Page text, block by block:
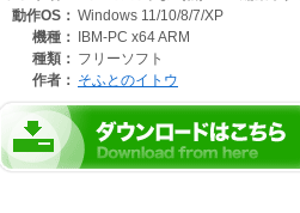
【注意】
単独では利用できません。
事前に別のExcelBookを起動してからこのツー
実行後はCtl+Zでの戻しはできません。
<ツールのやま>(新)Excel編集ボタンの追加
【バージョン 】V3.1 (yama044_v3.1.zip)
【種別 】フリーウエア ※.書籍への掲載自由。
【著作権 】そふとのイトウ
動作OS： Windows 11/10/8/7/XP
機種：
IBM-PC x64 ARM
種類： フリーソフト
作者： そふとのイトウ